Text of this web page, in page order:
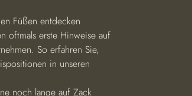
Füßen entdecken
oftmals erste Hinweise auf
So erfahren Sie,
in unseren
noch lange auf Zack